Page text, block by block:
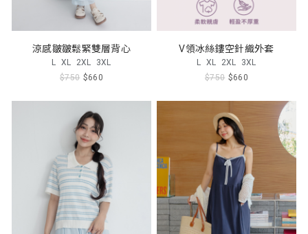
涼感皺皺鬆緊雙層背心
L XL 2XL 3XL
$750 $660
V領冰絲鏤空針織外套
L XL 2XL 3XL
$750 $660